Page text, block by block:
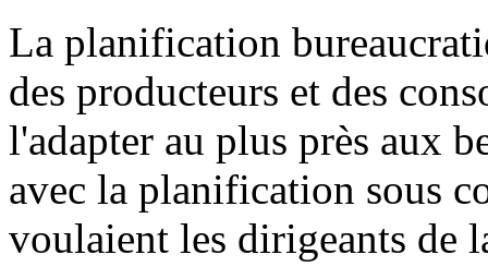
La planification
des producteurs et des
l'adapter au plus près aux
avec la planification sous
voulaient les dirigeants de